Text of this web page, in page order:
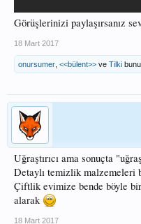
Görüşlerinizi paylaşırsanız
18 Mart 2017
onursumer <<bülent>> ve Tilki
Uğraştırıcı ama sonuçta
Detaylı temizlik malzemeleri
Çiftlik evimize bende böyle bir
alarak
18 Mart 2017